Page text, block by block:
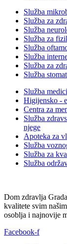
Služba
Služba za
Služba
Služba za
Služba
Služba
Služba za
Služba
Služba
Higijensko -
Centra za
Služba
njege
Apoteka za
Služba
Služba za
Služba
Dom zdravlja
kvalitete svim
osoblja i najnovije
Facebook-f